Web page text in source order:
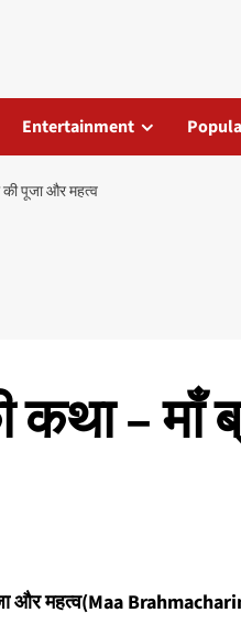
Entertainment
की पूजा और महत्व
– माँ
पूजा और महत्व(Maa